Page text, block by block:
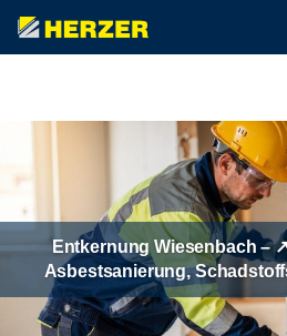
Zum
Entkernung Wiesenbach –
Asbestsanierung,